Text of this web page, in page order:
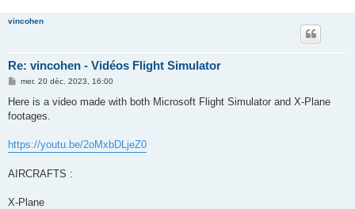
vincohen
Re: vincohen - Vidéos Flight Simulator
M
s
a
mer. 20 déc. 2023, 16:00
Here is a video made with both Microsoft Flight Simulator and X-Plane
footages.
https://youtu.be/2oMxbDLjeZ0
AIRCRAFTS :
X-Plane